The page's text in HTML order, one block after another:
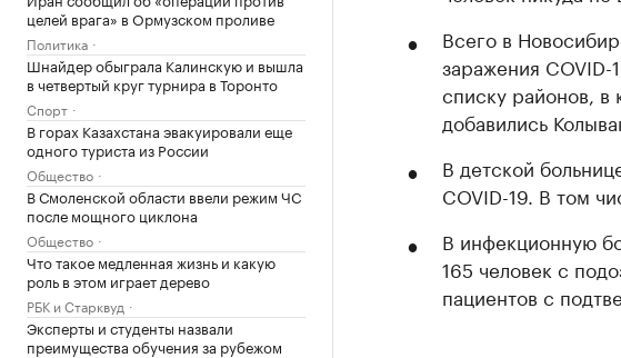
целей врага» в Ормузском проливе
Политика
Шнайдер обыграла Калинскую и вышла
в четвертый круг турнира в Торонто
Спорт
В горах Казахстана эвакуировали еще
одного туриста из России
Общество
В Смоленской области ввели режим ЧС
после мощного циклона
Общество
Что такое медленная жизнь и какую
роль в этом играет дерево
РБК и Старквуд
Эксперты и студенты назвали
преимущества обучения за рубежом
Всего в
заражения COVID-
списку районов, в
добавились
В детской
COVID-19. В том
В инфекционную
165 человек с
пациентов с